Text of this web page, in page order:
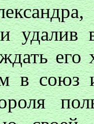
удалив
в союз